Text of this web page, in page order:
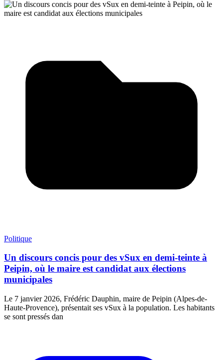
Politique
Un discours concis pour des vSux en demi-teinte à
Peipin, où le maire est candidat aux élections
municipales
Le 7 janvier 2026, Frédéric Dauphin, maire de Peipin (Alpes-de-
Haute-Provence), présentait ses vSux à la population. Les habitants
se sont pressés dan